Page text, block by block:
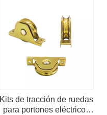
Kits de tracción de ruedas
para portones eléctricos